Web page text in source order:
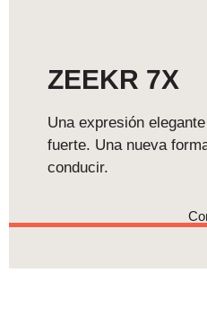
ZEEKR 7X
Una expresión
fuerte. Una nueva
conducir.